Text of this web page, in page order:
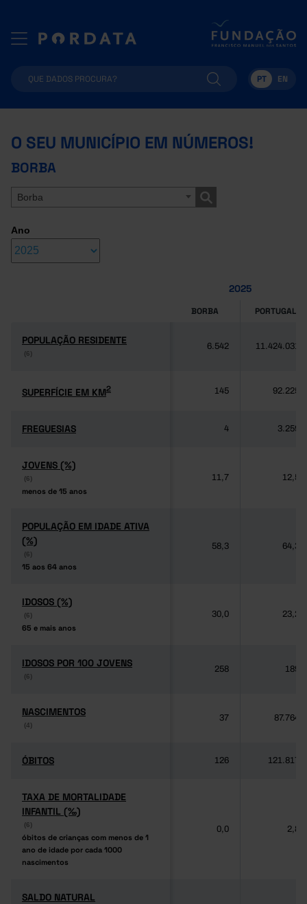
PT EN
O SEU MUNICÍPIO EM NÚMEROS!
BORBA
Borba
Ano
2025
BORBA PORTUGAL
POPULAÇÃO RESIDENTE
(6)
POPULAÇÃO RESIDENTE
(6)
6.542 11.424.031
SUPERFÍCIE EM KM2
SUPERFÍCIE EM KM2 145 92.225
FREGUESIAS
FREGUESIAS 4 3.259
JOVENS (%)
(6)
menos de 15 anos
JOVENS (%)
(6)
menos de 15 anos
11,7 12,5
POPULAÇÃO EM IDADE ATIVA
(%)
(6)
15 aos 64 anos
POPULAÇÃO EM IDADE ATIVA
(%)
(6)
15 aos 64 anos
58,3 64,3
IDOSOS (%)
(6)
65 e mais anos
IDOSOS (%)
(6)
65 e mais anos
30,0 23,2
IDOSOS POR 100 JOVENS
(6)
IDOSOS POR 100 JOVENS
(6)
258 189
NASCIMENTOS
(4)
NASCIMENTOS
(4)
37 87.764
ÓBITOS
ÓBITOS 126 121.817
TAXA DE MORTALIDADE
INFANTIL (‰)
(6)
óbitos de crianças com menos de 1
ano de idade por cada 1000
nascimentos
TAXA DE MORTALIDADE
INFANTIL (‰)
(6)
óbitos de crianças com menos de 1
ano de idade por cada 1000
nascimentos
0,0 2,8
SALDO NATURAL
SALDO NATURAL